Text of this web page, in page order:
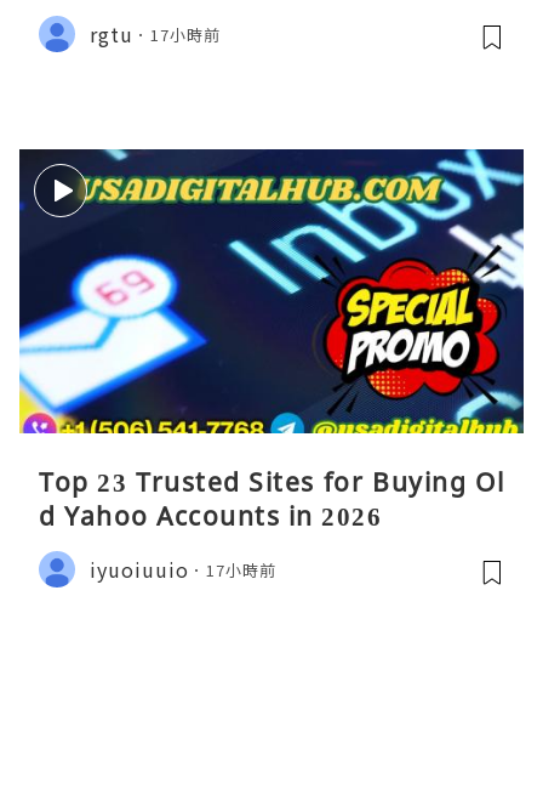
rgtu 17小時前
Top 23 Trusted Sites for Buying Ol
d Yahoo Accounts in 2026
iyuoiuuio 17小時前